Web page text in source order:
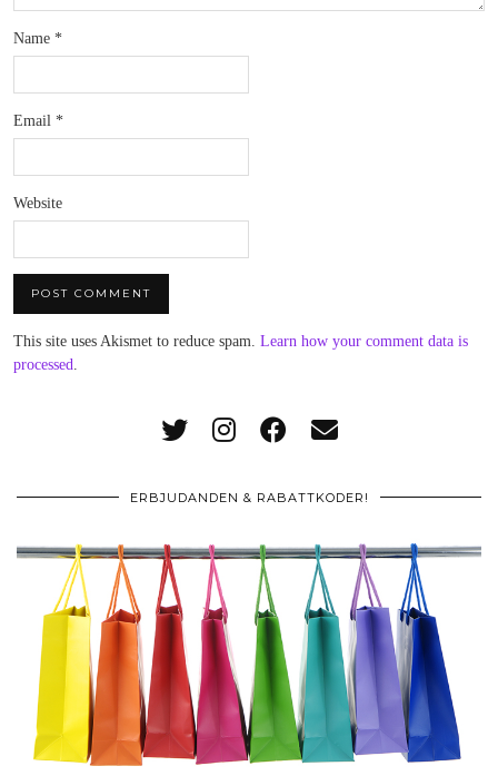
Name *
Email *
Website
This site uses Akismet to reduce spam. Learn how your comment data is
processed.
ERBJUDANDEN & RABATTKODER!